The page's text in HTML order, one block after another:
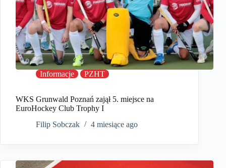
Informacje PZHT
WKS Grunwald Poznań zajął 5. miejsce na
EuroHockey Club Trophy I
Filip Sobczak
4 miesiące ago